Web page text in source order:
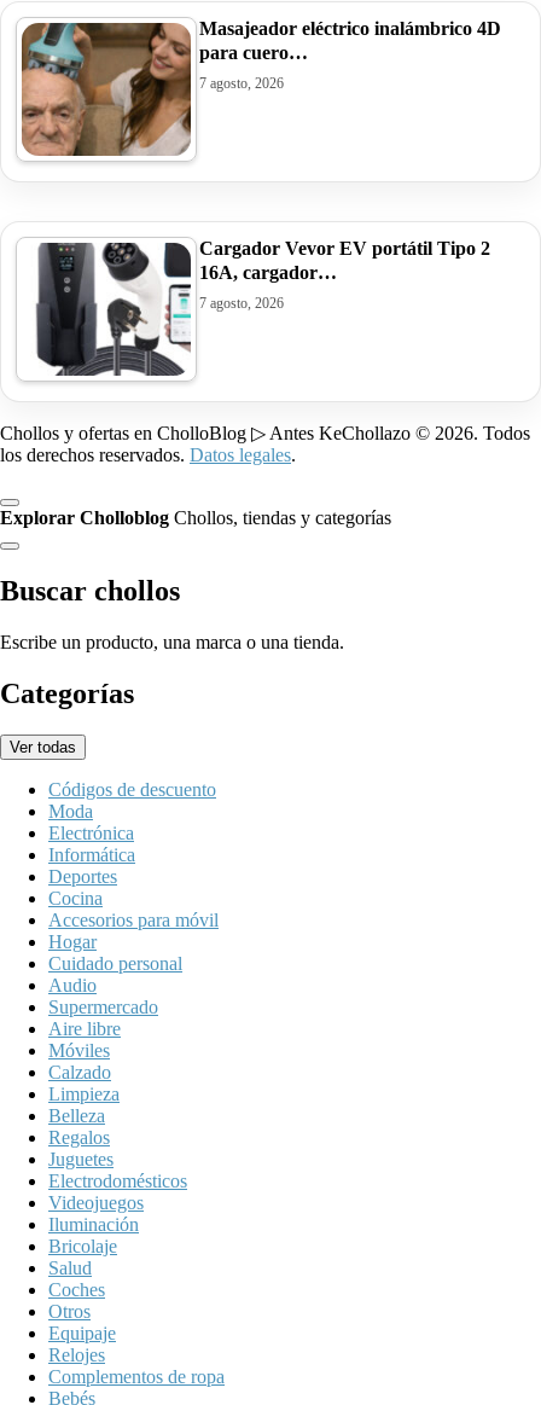
Masajeador eléctrico inalámbrico 4D
para cuero…
7 agosto, 2026
Cargador Vevor EV portátil Tipo 2
16A, cargador…
7 agosto, 2026
Chollos y ofertas en CholloBlog ▷ Antes KeChollazo © 2026. Todos
los derechos reservados. Datos legales.
Explorar Cholloblog Chollos, tiendas y categorías
Buscar chollos
Escribe un producto, una marca o una tienda.
Categorías
Ver todas
Códigos de descuento
Moda
Electrónica
Informática
Deportes
Cocina
Accesorios para móvil
Hogar
Cuidado personal
Audio
Supermercado
Aire libre
Móviles
Calzado
Limpieza
Belleza
Regalos
Juguetes
Electrodomésticos
Videojuegos
Iluminación
Bricolaje
Salud
Coches
Otros
Equipaje
Relojes
Complementos de ropa
Bebés